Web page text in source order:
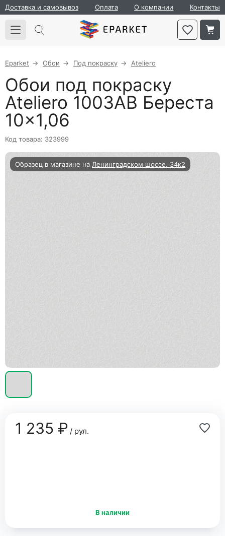
Доставка и самовывоз Оплата О компании Контакты
Eparket Обои Под покраску Ateliero
Обои под покраску
Ateliero 1003АВ Береста
10×1,06
Код товара: 323999
Образец в магазине на Ленинградском шоссе, 34к2
1 235 ₽/ рул.
В наличии